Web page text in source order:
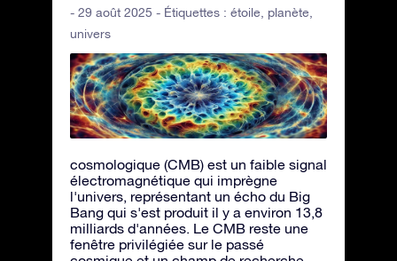
- 29 août 2025 - Étiquettes : étoile planète
univers
cosmologique (CMB) est un faible signal
électromagnétique qui imprègne
l'univers, représentant un écho du Big
Bang qui s'est produit il y a environ 13,8
milliards d'années. Le CMB reste une
fenêtre privilégiée sur le passé